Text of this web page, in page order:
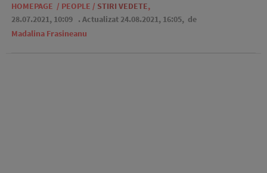
HOMEPAGE / PEOPLE / STIRI VEDETE,
28.07.2021, 10:09 . Actualizat 24.08.2021, 16:05, de
Madalina Frasineanu